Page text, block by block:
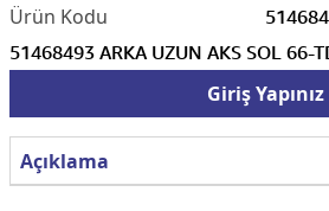
51468493 ARKA UZUN AKS SOL 66-
Giriş Yapınız
Açıklama